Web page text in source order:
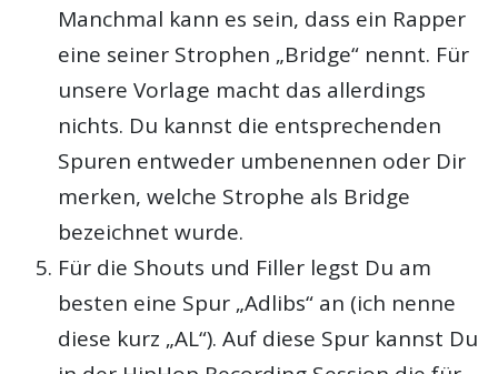
Manchmal kann es sein, dass ein Rapper
eine seiner Strophen „Bridge“ nennt. Für
unsere Vorlage macht das allerdings
nichts. Du kannst die entsprechenden
Spuren entweder umbenennen oder Dir
merken, welche Strophe als Bridge
bezeichnet wurde.
Für die Shouts und Filler legst Du am
besten eine Spur „Adlibs“ an (ich nenne
diese kurz „AL“). Auf diese Spur kannst Du